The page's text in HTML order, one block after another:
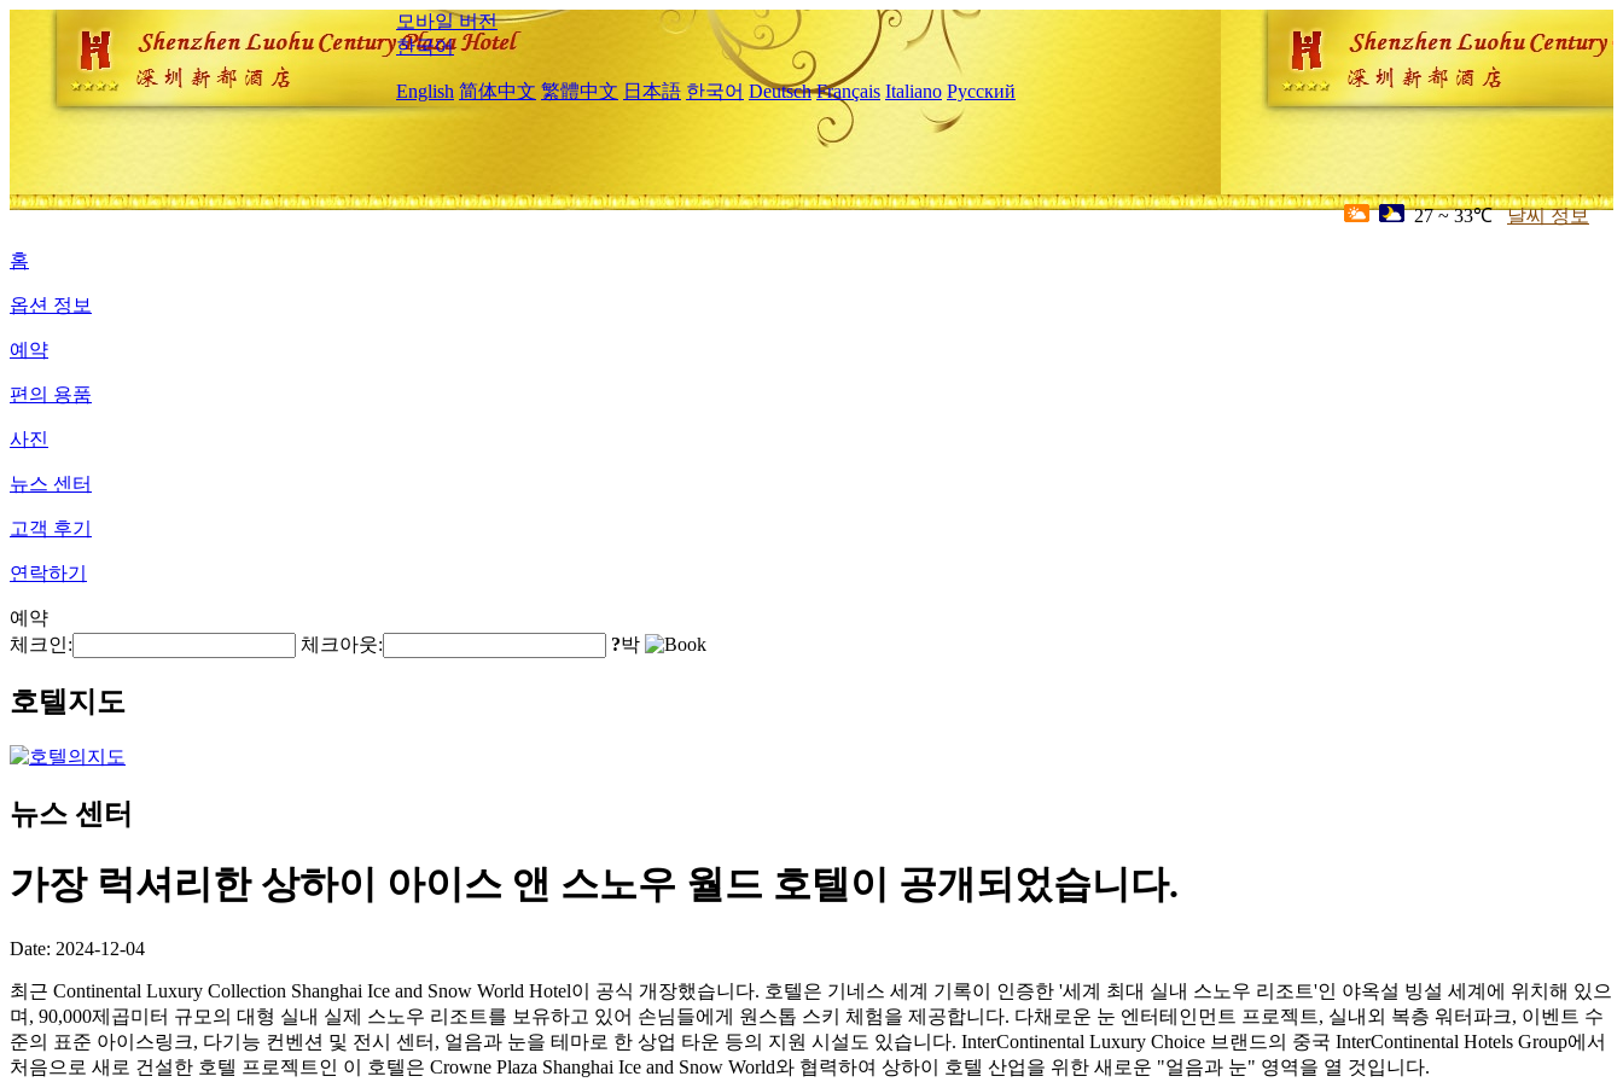
모바일 버전
한국어
English 简体中文 繁體中文 日本語 한국어 Deutsch Français Italiano Русский
27 ~ 33℃ 날씨 정보
홈
옵션 정보
예약
편의 용품
사진
뉴스 센터
고객 후기
연락하기
예약
체크인:
체크아웃: ?박
호텔지도
뉴스 센터
가장 럭셔리한 상하이 아이스 앤 스노우 월드 호텔이 공개되었습니다.
Date: 2024-12-04
최근 Continental Luxury Collection Shanghai Ice and Snow World Hotel이 공식 개장했습니다. 호텔은 기네스 세계 기록이 인증한 '세계 최대 실내 스노우 리조트'인 야옥설 빙설 세계에 위치해 있으
며, 90,000제곱미터 규모의 대형 실내 실제 스노우 리조트를 보유하고 있어 손님들에게 원스톱 스키 체험을 제공합니다. 다채로운 눈 엔터테인먼트 프로젝트, 실내외 복층 워터파크, 이벤트 수
준의 표준 아이스링크, 다기능 컨벤션 및 전시 센터, 얼음과 눈을 테마로 한 상업 타운 등의 지원 시설도 있습니다. InterContinental Luxury Choice 브랜드의 중국 InterContinental Hotels Group에서
처음으로 새로 건설한 호텔 프로젝트인 이 호텔은 Crowne Plaza Shanghai Ice and Snow World와 협력하여 상하이 호텔 산업을 위한 새로운 "얼음과 눈" 영역을 열 것입니다.